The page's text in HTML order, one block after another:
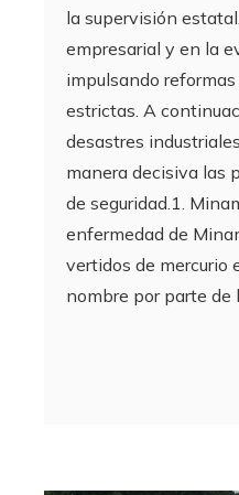
la supervisión
empresarial y en la
impulsando
estrictas. A
desastres
manera decisiva las
de seguridad.1.
enfermedad de
vertidos de mercurio
nombre por parte de